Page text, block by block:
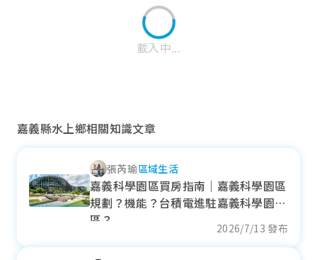
載入中...
西區
近一年成交單價
嘉義縣水上鄉相關知識文章
張芮瑜區域生活
嘉義科學園區買房指南｜嘉義科學園區
規劃？機能？台積電進駐嘉義科學園
區？
2026/7/13 發布